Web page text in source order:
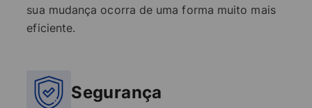
sua mudança ocorra de uma forma muito mais
eficiente.
Segurança